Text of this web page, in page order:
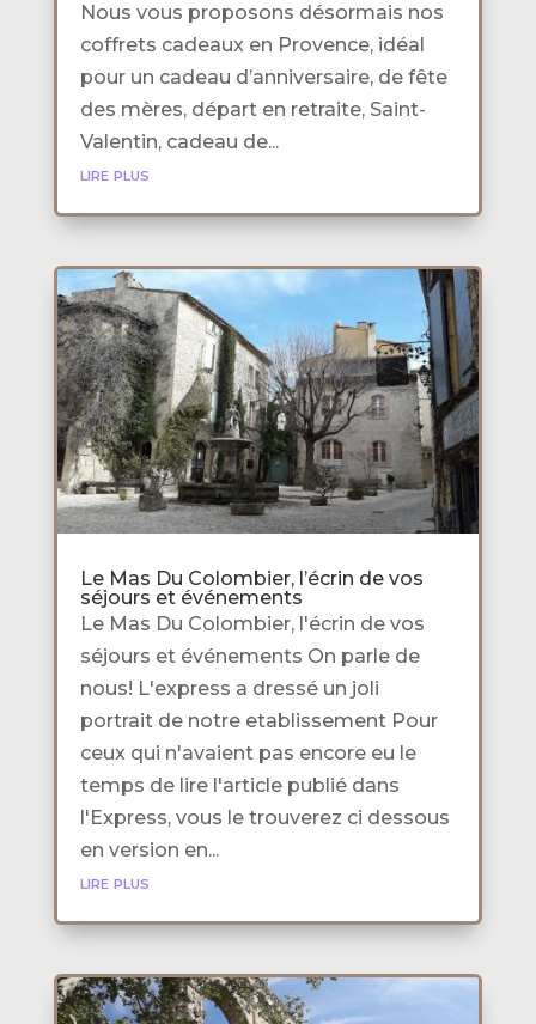
Nous vous proposons désormais nos
coffrets cadeaux en Provence, idéal
pour un cadeau d’anniversaire, de fête
des mères, départ en retraite, Saint-
Valentin, cadeau de...
lire plus
Le Mas Du Colombier, l’écrin de vos
séjours et événements
Le Mas Du Colombier, l'écrin de vos
séjours et événements On parle de
nous! L'express a dressé un joli
portrait de notre etablissement Pour
ceux qui n'avaient pas encore eu le
temps de lire l'article publié dans
l'Express, vous le trouverez ci dessous
en version en...
lire plus